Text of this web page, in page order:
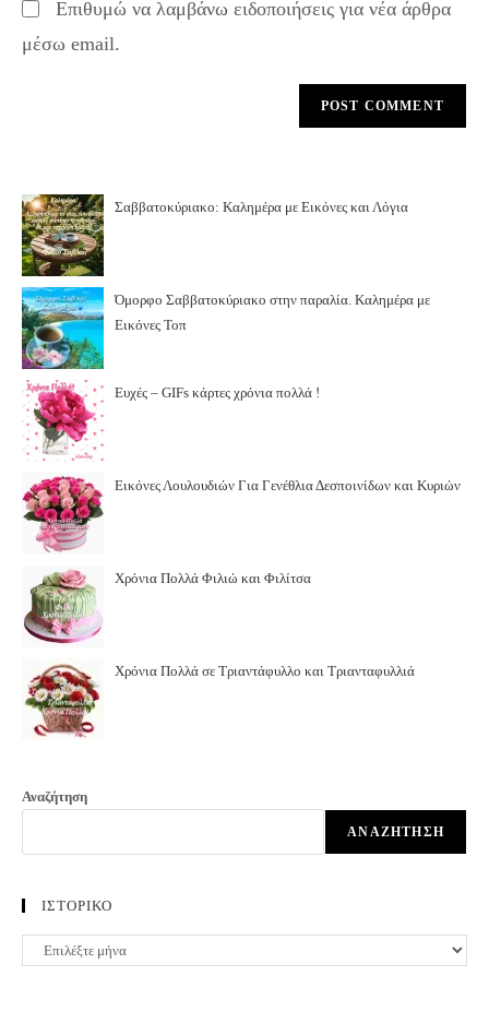
Επιθυμώ να λαμβάνω ειδοποιήσεις για νέα άρθρα
μέσω email.
Σαββατοκύριακο: Καλημέρα με Εικόνες και Λόγια
Όμορφο Σαββατοκύριακο στην παραλία. Καλημέρα με
Εικόνες Τοπ
Ευχές – GIFs κάρτες χρόνια πολλά !
Εικόνες Λουλουδιών Για Γενέθλια Δεσποινίδων και Κυριών
Χρόνια Πολλά Φιλιώ και Φιλίτσα
Χρόνια Πολλά σε Τριαντάφυλλο και Τριανταφυλλιά
Αναζήτηση
ΑΝΑΖΉΤΗΣΗ
ΙΣΤΟΡΙΚΟ
ΙΣΤΟΡΙΚΟ